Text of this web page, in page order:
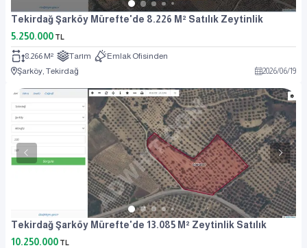
Tekirdağ Şarköy Mürefte'de 8.226 M² Satılık Zeytinlik
5.250.000 TL
8.266 M² Tarım
Emlak Ofisinden
Şarköy, Tekirdağ
2026/06/19
Tekirdağ Şarköy Mürefte'de 13.085 M² Zeytinlik Satılık
10.250.000 TL